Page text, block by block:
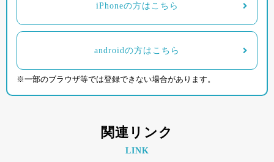
iPhoneの方はこちら
androidの方はこちら
※一部のブラウザ等では登録できない場合があります。
関連リンク
LINK